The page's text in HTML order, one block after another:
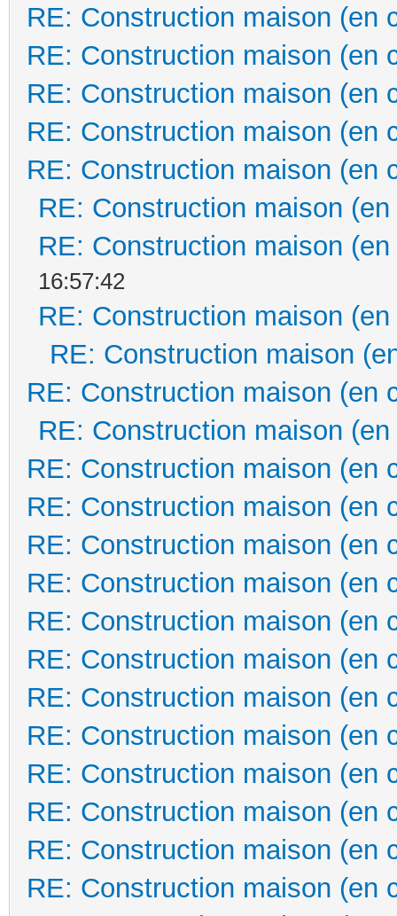
RE: Construction maison (en
RE: Construction maison (en
RE: Construction maison (en
RE: Construction maison (en
RE: Construction maison (en
RE: Construction maison
RE: Construction maison
16:57:42
RE: Construction maison
RE: Construction maison
RE: Construction maison (en
RE: Construction maison
RE: Construction maison (en
RE: Construction maison (en
RE: Construction maison (en
RE: Construction maison (en
RE: Construction maison (en
RE: Construction maison (en
RE: Construction maison (en
RE: Construction maison (en
RE: Construction maison (en
RE: Construction maison (en
RE: Construction maison (en
RE: Construction maison (en